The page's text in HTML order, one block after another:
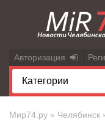
Авторизация
Мир74.ру » Челябинск